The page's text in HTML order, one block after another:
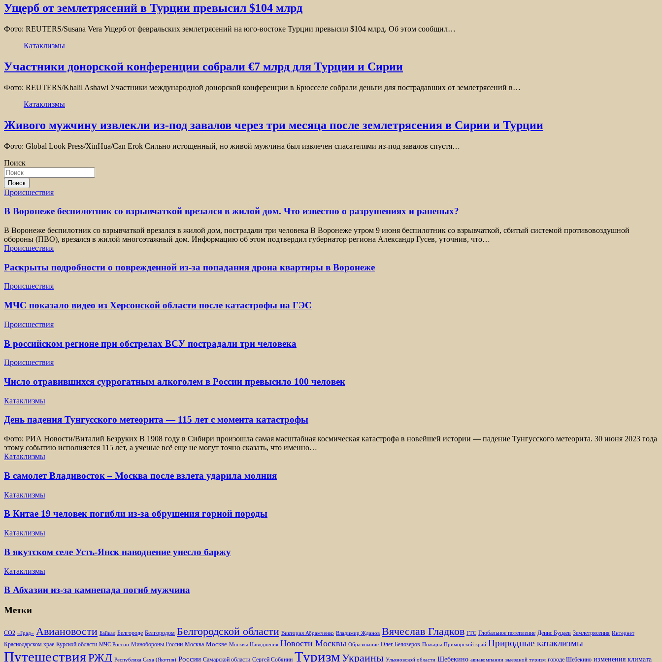
Ущерб от землетрясений в Турции превысил $104 млрд
Фото: REUTERS/Susana Vera Ущерб от февральских землетрясений на юго-востоке Турции превысил $104 млрд. Об этом сообщил…
Катаклизмы
Участники донорской конференции собрали €7 млрд для Турции и Сирии
Фото: REUTERS/Khalil Ashawi Участники международной донорской конференции в Брюсселе собрали деньги для пострадавших от землетрясений в…
Катаклизмы
Живого мужчину извлекли из-под завалов через три месяца после землетрясения в Сирии и Турции
Фото: Global Look Press/XinHua/Can Erok Сильно истощенный, но живой мужчина был извлечен спасателями из-под завалов спустя…
Поиск
Поиск
Происшествия
В Воронеже беспилотник со взрывчаткой врезался в жилой дом. Что известно о разрушениях и раненых?
В Воронеже беспилотник со взрывчаткой врезался в жилой дом, пострадали три человека В Воронеже утром 9 июня беспилотник со взрывчаткой, сбитый системой противовоздушной
обороны (ПВО), врезался в жилой многоэтажный дом. Информацию об этом подтвердил губернатор региона Александр Гусев, уточнив, что…
Происшествия
Раскрыты подробности о поврежденной из-за попадания дрона квартиры в Воронеже
Происшествия
МЧС показало видео из Херсонской области после катастрофы на ГЭС
Происшествия
В российском регионе при обстрелах ВСУ пострадали три человека
Происшествия
Число отравившихся суррогатным алкоголем в России превысило 100 человек
Катаклизмы
День падения Тунгусского метеорита — 115 лет с момента катастрофы
Фото: РИА Новости/Виталий Безруких В 1908 году в Сибири произошла самая масштабная космическая катастрофа в новейшей истории — падение Тунгусского метеорита. 30 июня 2023 года
этому событию исполняется 115 лет, а ученые всё еще не могут точно сказать, что именно…
Катаклизмы
В самолет Владивосток – Москва после взлета ударила молния
Катаклизмы
В Китае 19 человек погибли из-за обрушения горной породы
Катаклизмы
В якутском селе Усть-Янск наводнение унесло баржу
Катаклизмы
В Абхазии из-за камнепада погиб мужчина
Метки
CO2 «Град» Авиановости Байкал Белгороде Белгородом Белгородской области Виктория Абрамченко Владимир Жданов Вячеслав Гладков ГТС Глобальное потепление Денис Буцаев Землетрясения Интернет
Краснодарском крае Курской области МЧС России Минобороны России Москва Москве Москвы Наводнения Новости Москвы Образование Олег Белозеров Пожары Приморский край Природные катаклизмы
ПутешествияРЖД Республика Саха (Якутия) России Самарской области Сергей Собянин ТуризмУкраины Ульяновской области Шебекино авиакомпании выездной туризм городе Шебекино изменения климата